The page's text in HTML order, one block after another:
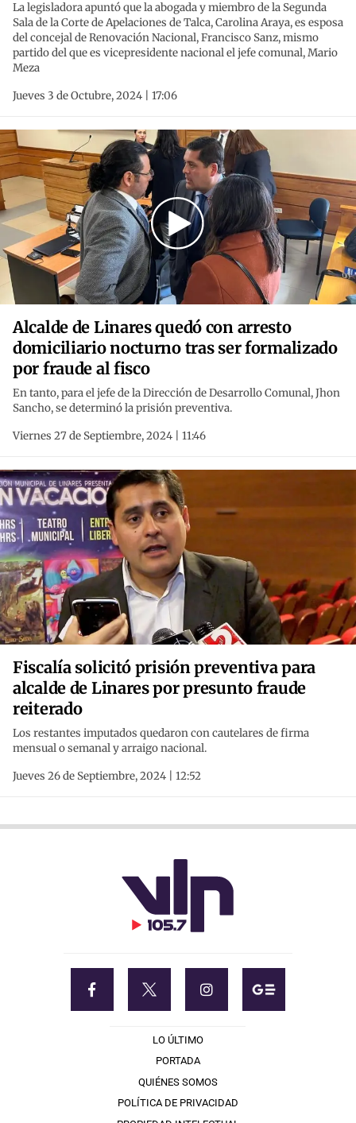
La legisladora apuntó que la abogada y miembro de la Segunda
Sala de la Corte de Apelaciones de Talca, Carolina Araya, es esposa
del concejal de Renovación Nacional, Francisco Sanz, mismo
partido del que es vicepresidente nacional el jefe comunal, Mario
Meza
Jueves 3 de Octubre, 2024 | 17:06
Alcalde de Linares quedó con arresto
domiciliario nocturno tras ser formalizado
por fraude al fisco
En tanto, para el jefe de la Dirección de Desarrollo Comunal, Jhon
Sancho, se determinó la prisión preventiva.
Viernes 27 de Septiembre, 2024 | 11:46
Fiscalía solicitó prisión preventiva para
alcalde de Linares por presunto fraude
reiterado
Los restantes imputados quedaron con cautelares de firma
mensual o semanal y arraigo nacional.
Jueves 26 de Septiembre, 2024 | 12:52
LO ÚLTIMO
PORTADA
QUIÉNES SOMOS
POLÍTICA DE PRIVACIDAD